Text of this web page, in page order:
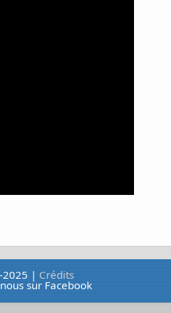
2025 | Crédits
sur Facebook